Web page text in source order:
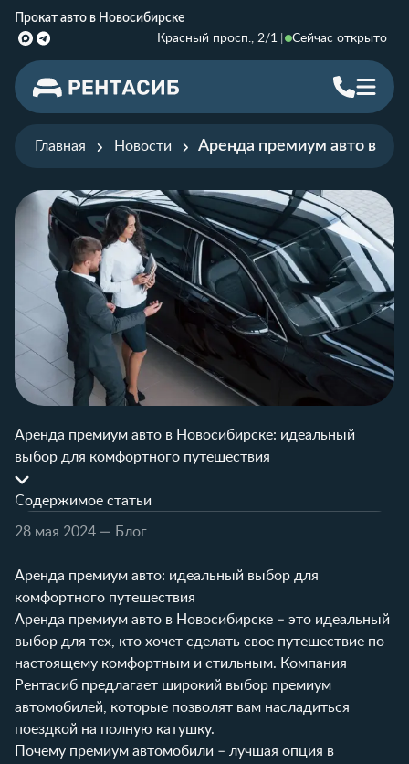
Прокат авто в Новосибирске
Красный просп., 2/1
Сейчас открыто
Главная Новости Аренда премиум авто в
Аренда премиум авто в Новосибирске: идеальный
выбор для комфортного путешествия
Содержимое статьи
28 мая 2024 — Блог
Аренда премиум авто: идеальный выбор для
комфортного путешествия
Аренда премиум авто в Новосибирске – это идеальный
выбор для тех, кто хочет сделать свое путешествие по-
настоящему комфортным и стильным. Компания
Рентасиб предлагает широкий выбор премиум
автомобилей, которые позволят вам насладиться
поездкой на полную катушку.
Почему премиум автомобили – лучшая опция в